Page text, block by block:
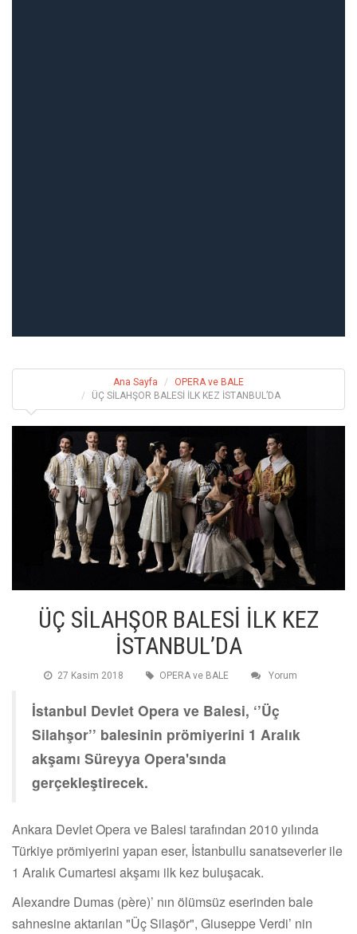
Ana Sayfa
OPERA ve BALE
ÜÇ SİLAHŞOR BALESİ İLK KEZ İSTANBUL’DA
ÜÇ SİLAHŞOR BALESİ İLK KEZ
İSTANBUL’DA
27 Kasim 2018 OPERA ve BALE Yorum
İstanbul Devlet Opera ve Balesi, ‘’Üç
Silahşor’’ balesinin prömiyerini 1 Aralık
akşamı Süreyya Opera'sında
gerçekleştirecek.
Ankara Devlet Opera ve Balesi tarafından 2010 yılında
Türkiye prömiyerini yapan eser, İstanbullu sanatseverler ile
1 Aralık Cumartesi akşamı ilk kez buluşacak.
Alexandre Dumas (père)’ nın ölümsüz eserinden bale
sahnesine aktarılan "Üç Silaşör", Giuseppe Verdi’ nin